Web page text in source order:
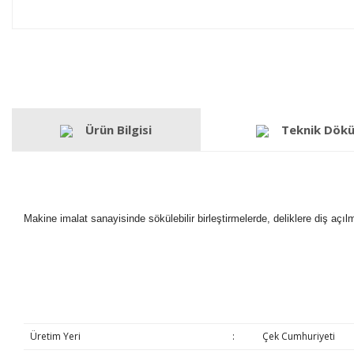
Ürün Bilgisi Teknik
Makine imalat sanayisinde sökülebilir birleştirmelerde, deliklere diş
Üretim Yeri :
Çek Cumhuriyeti